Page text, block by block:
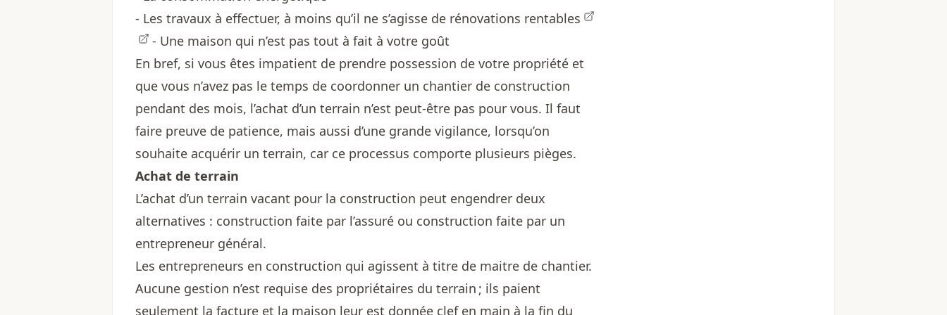
- Les travaux à effectuer, à moins qu’il ne s’agisse de rénovations rentables
- Une maison qui n’est pas tout à fait à votre goût
En bref, si vous êtes impatient de prendre possession de votre propriété et
que vous n’avez pas le temps de coordonner un chantier de construction
pendant des mois, l’achat d’un terrain n’est peut-être pas pour vous. Il faut
faire preuve de patience, mais aussi d’une grande vigilance, lorsqu’on
souhaite acquérir un terrain, car ce processus comporte plusieurs pièges.
Achat de terrain
L’achat d’un terrain vacant pour la construction peut engendrer deux
alternatives : construction faite par l’assuré ou construction faite par un
entrepreneur général.
Les entrepreneurs en construction qui agissent à titre de maitre de chantier.
Aucune gestion n’est requise des propriétaires du terrain ; ils paient
seulement la facture et la maison leur est donnée clef en main à la fin du